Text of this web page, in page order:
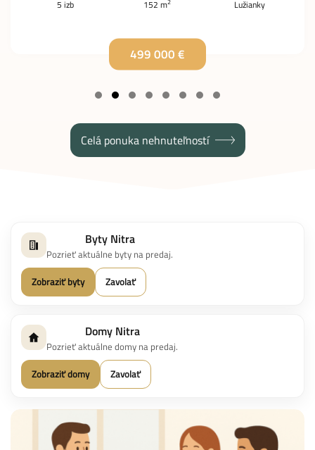
5 izb 152 m2 Lužianky
499 000 €
Celá ponuka nehnuteľností
Byty Nitra
Pozrieť aktuálne byty na predaj.
Zobraziť byty
Zavolať
Domy Nitra
Pozrieť aktuálne domy na predaj.
Zobraziť domy
Zavolať